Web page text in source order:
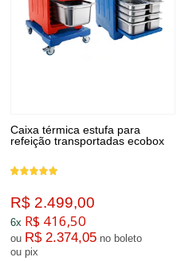
Caixa térmica estufa para
refeição transportadas ecobox
R$ 2.499,00
6x R$ 416,50
ou R$ 2.374,05 no boleto
ou pix